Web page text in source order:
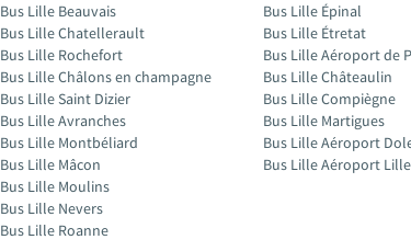
Bus Lille Beauvais
Bus Lille Chatellerault
Bus Lille Rochefort
Bus Lille Châlons en champagne
Bus Lille Saint Dizier
Bus Lille Avranches
Bus Lille Montbéliard
Bus Lille Mâcon
Bus Lille Moulins
Bus Lille Nevers
Bus Lille Roanne
Bus Lille Épinal
Bus Lille Étretat
Bus Lille Aéroport de
Bus Lille Châteaulin
Bus Lille Compiègne
Bus Lille Martigues
Bus Lille Aéroport
Bus Lille Aéroport